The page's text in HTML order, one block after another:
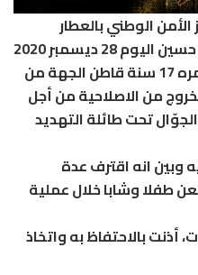
الوطني بالعطار
بمنطقة الأمن الوطني بسيدي حسين اليوم 28 ديسمبر 2020
من إلقاء القبض على شخص عمره 17 سنة قاطن الجهة من
من الاصلاحية من أجل
تحت طائلة التهديد
وبين انه اقترف عدة
طفلا وشابا خلال عملية
أذنت بالاحتفاظ به واتخاذ